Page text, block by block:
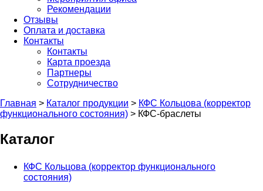
Рекомендации
Отзывы
Оплата и доставка
Контакты
Контакты
Карта проезда
Партнеры
Сотрудничество
Главная > Каталог продукции > КФС Кольцова (корректор
функционального состояния) > КФС-браслеты
Каталог
КФС Кольцова (корректор функционального
состояния)